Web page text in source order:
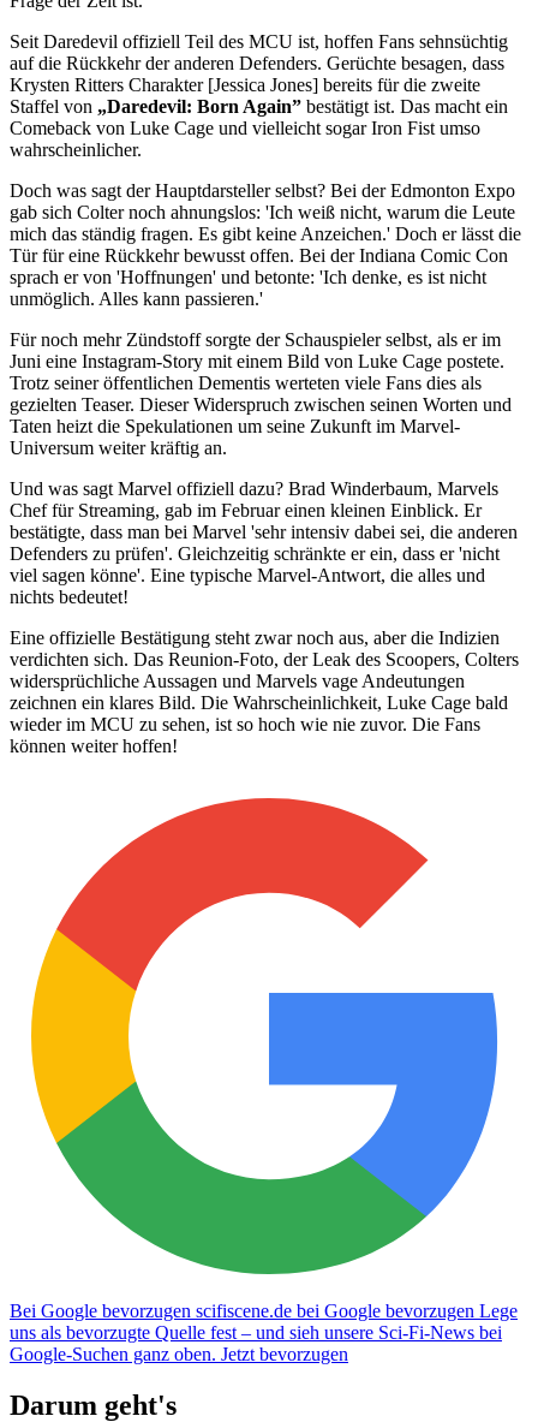
Seit Daredevil offiziell Teil des MCU ist, hoffen Fans sehnsüchtig
auf die Rückkehr der anderen Defenders. Gerüchte besagen, dass
Krysten Ritters Charakter [Jessica Jones] bereits für die zweite
Staffel von „Daredevil: Born Again” bestätigt ist. Das macht ein
Comeback von Luke Cage und vielleicht sogar Iron Fist umso
wahrscheinlicher.
Doch was sagt der Hauptdarsteller selbst? Bei der Edmonton Expo
gab sich Colter noch ahnungslos: 'Ich weiß nicht, warum die Leute
mich das ständig fragen. Es gibt keine Anzeichen.' Doch er lässt die
Tür für eine Rückkehr bewusst offen. Bei der Indiana Comic Con
sprach er von 'Hoffnungen' und betonte: 'Ich denke, es ist nicht
unmöglich. Alles kann passieren.'
Für noch mehr Zündstoff sorgte der Schauspieler selbst, als er im
Juni eine Instagram-Story mit einem Bild von Luke Cage postete.
Trotz seiner öffentlichen Dementis werteten viele Fans dies als
gezielten Teaser. Dieser Widerspruch zwischen seinen Worten und
Taten heizt die Spekulationen um seine Zukunft im Marvel-
Universum weiter kräftig an.
Und was sagt Marvel offiziell dazu? Brad Winderbaum, Marvels
Chef für Streaming, gab im Februar einen kleinen Einblick. Er
bestätigte, dass man bei Marvel 'sehr intensiv dabei sei, die anderen
Defenders zu prüfen'. Gleichzeitig schränkte er ein, dass er 'nicht
viel sagen könne'. Eine typische Marvel-Antwort, die alles und
nichts bedeutet!
Eine offizielle Bestätigung steht zwar noch aus, aber die Indizien
verdichten sich. Das Reunion-Foto, der Leak des Scoopers, Colters
widersprüchliche Aussagen und Marvels vage Andeutungen
zeichnen ein klares Bild. Die Wahrscheinlichkeit, Luke Cage bald
wieder im MCU zu sehen, ist so hoch wie nie zuvor. Die Fans
können weiter hoffen!
Bei Google bevorzugen scifiscene.de bei Google bevorzugen Lege
uns als bevorzugte Quelle fest – und sieh unsere Sci-Fi-News bei
Google-Suchen ganz oben. Jetzt bevorzugen
Darum geht's